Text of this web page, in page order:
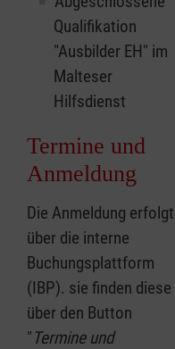
Qualifikation
"Ausbilder EH" im
Malteser
Hilfsdienst
Termine und
Anmeldung
Die Anmeldung erfolgt
über die interne
Buchungsplattform
(IBP). sie finden diese
über den Button
" Termine und